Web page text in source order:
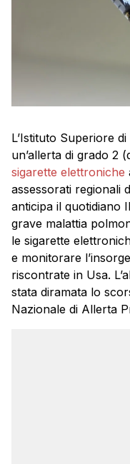
L’Istituto Superiore
un’allerta di grado 2
sigarette elettroniche
assessorati regionali
anticipa il quotidiano
grave malattia
le sigarette
e monitorare
riscontrate in Usa.
stata diramata lo
Nazionale di Allerta